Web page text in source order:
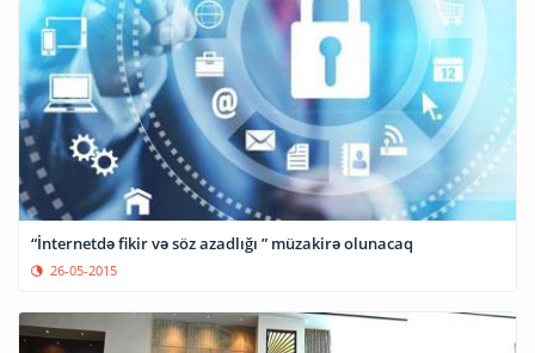
“İnternetdə fikir və söz azadlığı ” müzakirə olunacaq
26-05-2015